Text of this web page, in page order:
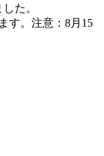
た。
す。注意：8月15